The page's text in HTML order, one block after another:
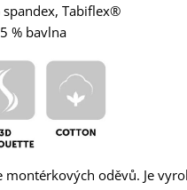
Tabiflex®
% bavlna
montérkových oděvů. Je